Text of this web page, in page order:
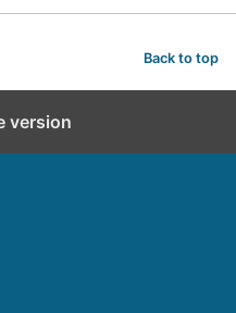
Back to top
version